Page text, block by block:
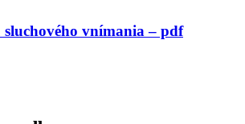
vnímania – pdf